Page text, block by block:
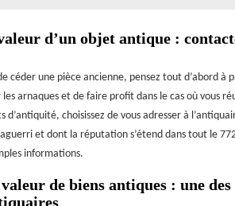
d’un objet antique :
céder une pièce ancienne, pensez tout d’abord à
arnaques et de faire profit dans le cas où vous
d’antiquité, choisissez de vous adresser à
et dont la réputation s’étend dans tout le
informations.
de biens antiques : une